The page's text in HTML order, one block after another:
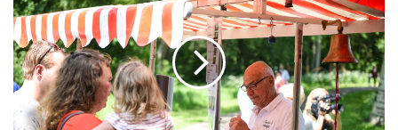
e
n
b
i
j
o
o
t
o
s
e
i